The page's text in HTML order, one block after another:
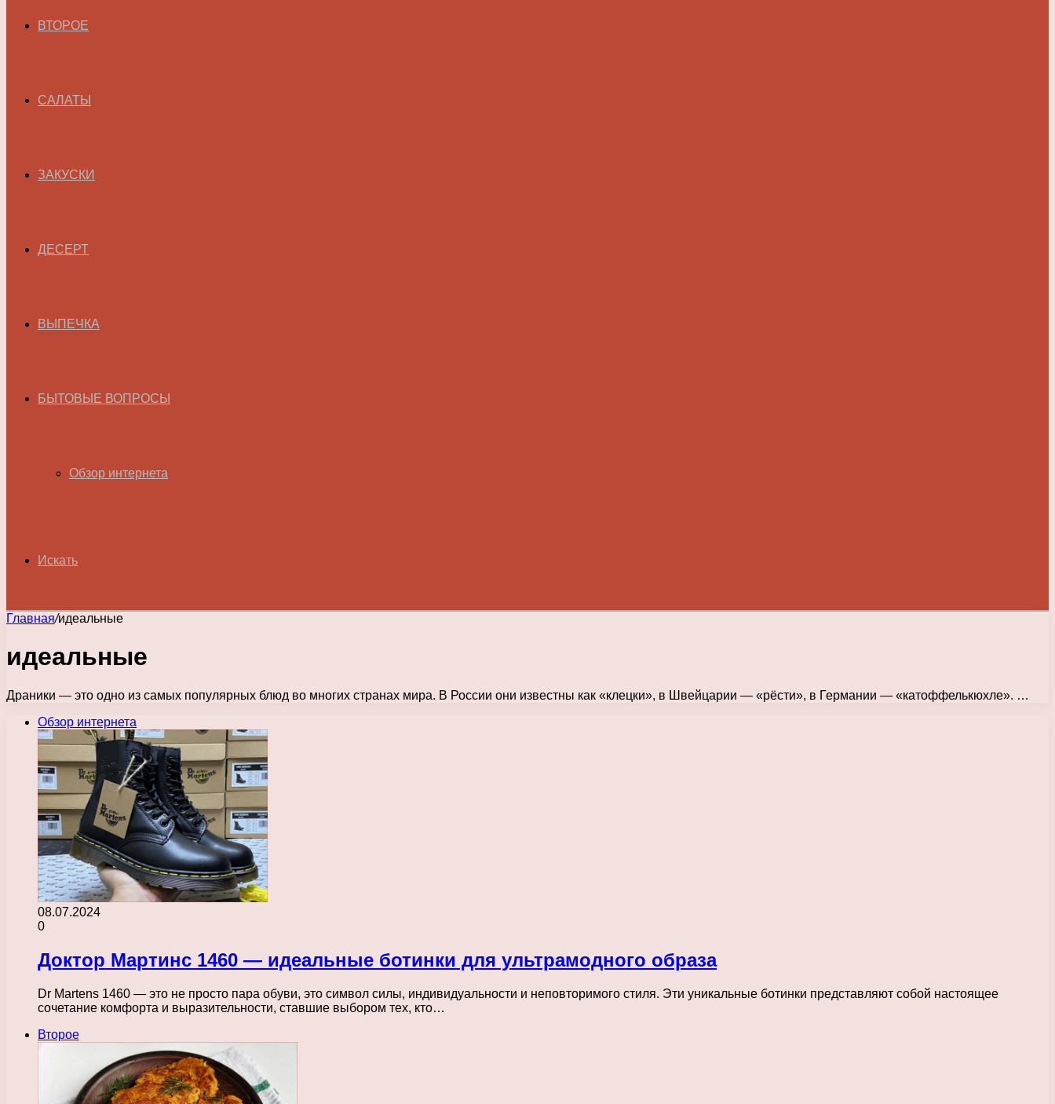
ВТОРОЕ
САЛАТЫ
ЗАКУСКИ
ДЕСЕРТ
ВЫПЕЧКА
БЫТОВЫЕ ВОПРОСЫ
Обзор интернета
Искать
Главная/идеальные
идеальные
Драники — это одно из самых популярных блюд во многих странах мира. В России они известны как «клецки», в Швейцарии — «рёсти», в Германии — «катоффелькюхле». …
Обзор интернета
08.07.2024
0
Доктор Мартинс 1460 — идеальные ботинки для ультрамодного образа
Dr Martens 1460 — это не просто пара обуви, это символ силы, индивидуальности и неповторимого стиля. Эти уникальные ботинки представляют собой настоящее
сочетание комфорта и выразительности, ставшие выбором тех, кто…
Второе